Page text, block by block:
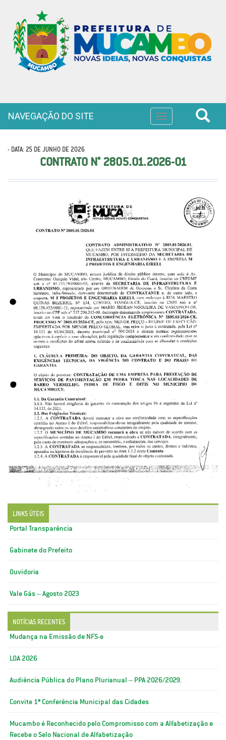
Toggle
navigation
NAVEGAÇÃO DO SITE
- DATA: 25 DE JUNHO DE 2026
CONTRATO N° 2805.01.2026-01
LINKS ÚTEIS
Portal Transparência
Gabinete do Prefeito
Ouvidoria
Vale Gás – Agosto 2023
NOTÍCIAS RECENTES
Mudança na Emissão de NFS-e
LOA 2026
Audiência Pública do Plano Plurianual – PPA 2026/2029.
Convite 1ª Conferência Municipal das Cidades
Mucambo é Reconhecido pelo Compromisso com a Alfabetização e
Recebe o Selo Nacional de Alfabetização